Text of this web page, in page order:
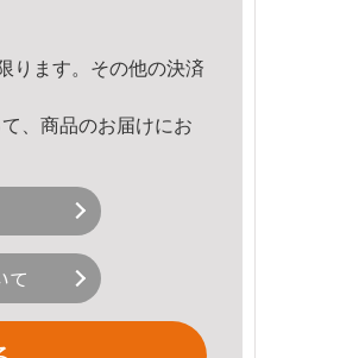
ります。その他の決済
、商品のお届けにお
て